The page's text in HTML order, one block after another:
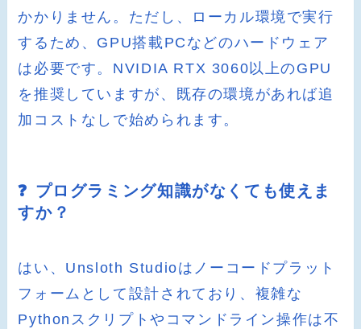
かかりません。ただし、ローカル環境で実行
するため、GPU搭載PCなどのハードウェア
は必要です。NVIDIA RTX 3060以上のGPU
を推奨していますが、既存の環境があれば追
加コストなしで始められます。
❓ プログラミング知識がなくても使えま
すか？
はい、Unsloth Studioはノーコードプラット
フォームとして設計されており、複雑な
Pythonスクリプトやコマンドライン操作は不